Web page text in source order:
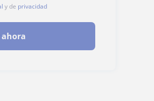
y de privacidad